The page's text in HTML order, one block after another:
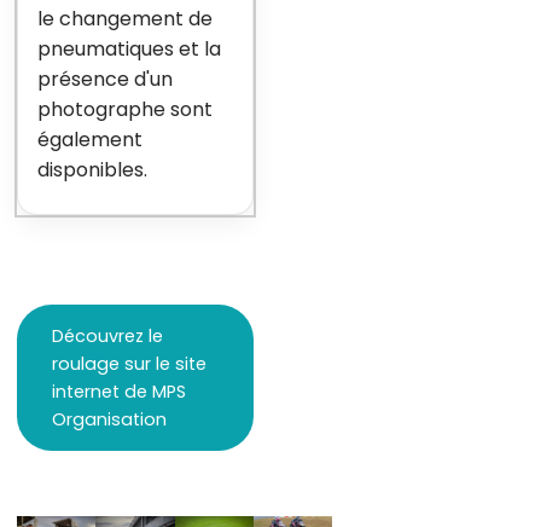
le changement de
pneumatiques et la
présence d'un
photographe sont
également
disponibles.
Découvrez le
roulage sur le site
internet de MPS
Organisation